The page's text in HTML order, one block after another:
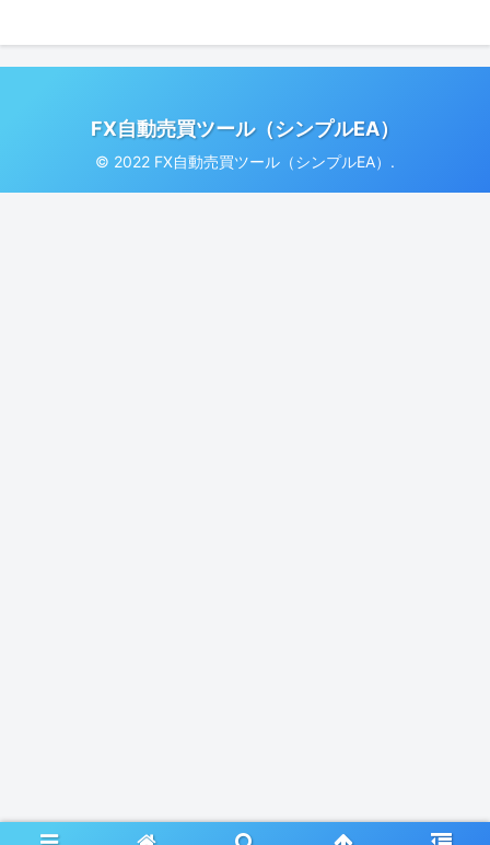
FX自動売買ツール（シンプルEA）
© 2022 FX自動売買ツール（シンプルEA）.